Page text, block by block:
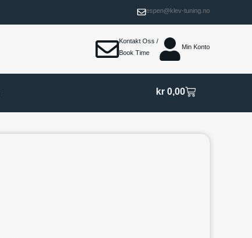
espen@klev-tuning.no
Kontakt Oss /
Book Time
Min Konto
kr 0,00